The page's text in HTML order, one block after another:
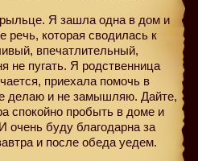
Я зашла одна в дом и
речь, которая сводилась к
впечатлительный,
не пугать. Я родственница
приехала помочь в
делаю и не замышляю. Дайте,
спокойно пробыть в доме и
очень буду благодарна за
и после обеда уедем.